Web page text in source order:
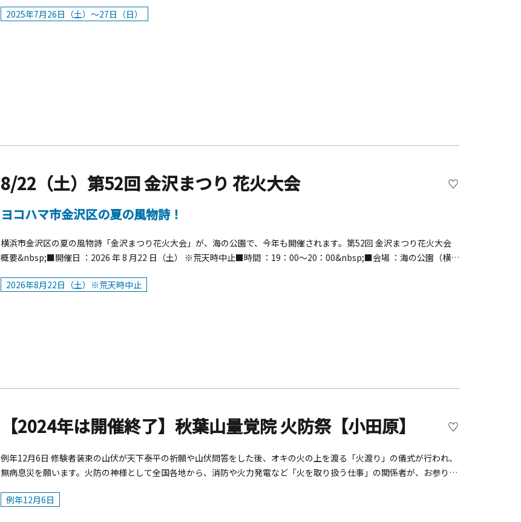
2025年7月26日（土）～27日（日）
8/22（土）第52回 金沢まつり 花火大会
ヨコハマ市金沢区の夏の風物詩！
横浜市金沢区の夏の風物詩「金沢まつり花火大会」が、海の公園で、今年も開催されます。第52回 金沢まつり花火大会
概要&nbsp;■開催日 ：2026 年 8 月22 日（土） ※荒天時中止■時間 ：19：00～20：00&nbsp;■会場 ：海の公園（横浜
課内）※例年8月下旬土曜日開催
2026年8月22日（土）※荒天時中止
【2024年は開催終了】秋葉山量覚院 火防祭【小田原】
例年12月6日 修験者装束の山伏が天下泰平の祈願や山伏問答をした後、オキの火の上を渡る「火渡り」の儀式が行われ、
無病息災を願います。火防の神様として全国各地から、消防や火力発電など「火を取り扱う仕事」の関係者が、お参りと
例年12月6日